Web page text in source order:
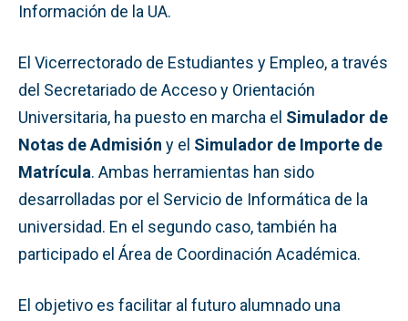
Información de la UA.
El Vicerrectorado de Estudiantes y Empleo, a través
del Secretariado de Acceso y Orientación
Universitaria, ha puesto en marcha el Simulador de
Notas de Admisión y el Simulador de Importe de
Matrícula. Ambas herramientas han sido
desarrolladas por el Servicio de Informática de la
universidad. En el segundo caso, también ha
participado el Área de Coordinación Académica.
El objetivo es facilitar al futuro alumnado una